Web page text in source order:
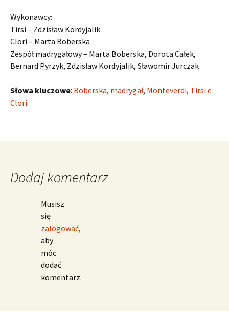
Wykonawcy:
Tirsi – Zdzisław Kordyjalik
Clori – Marta Boberska
Zespół madrygałowy – Marta Boberska, Dorota Całek,
Bernard Pyrzyk, Zdzisław Kordyjalik, Sławomir Jurczak
Słowa kluczowe: Boberska, madrygał, Monteverdi, Tirsi e
Clori
Dodaj komentarz
Musisz
się
zalogować,
aby
móc
dodać
komentarz.